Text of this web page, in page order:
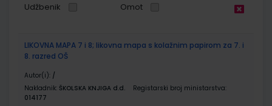
Udžbenik Omot
LIKOVNA MAPA 7 i 8; likovna mapa s kolažnim papirom za 7. i
8. razred OŠ
Autor(i): /
Nakladnik: ŠKOLSKA KNJIGA d.d.
Registarski broj ministarstva:
014177